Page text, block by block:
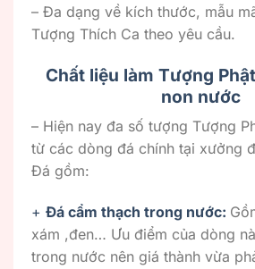
– Đa dạng về kích thước, mẫu
Tượng Thích Ca theo yêu cầu.
Chất liệu làm Tượng
non nước
– Hiện nay đa số tượng Tượng
từ các dòng đá chính tại xưởng
Đá gồm:
+ Đá cẩm thạch trong nước:
xám ,đen… Ưu điểm của dòng
trong nước nên giá thành vừa